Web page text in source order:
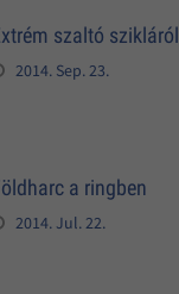
szaltó szikláról
2014. Sep. 23.
a ringben
2014. Jul. 22.